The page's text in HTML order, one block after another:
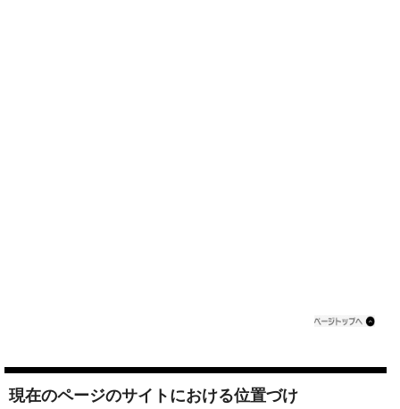
現在のページのサイトにおける位置づけ